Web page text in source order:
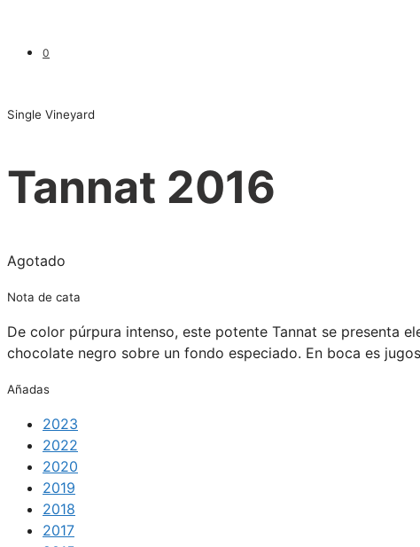
0
Single Vineyard
Tannat 2016
Agotado
Nota de cata
De color púrpura intenso, este potente Tannat se presenta
chocolate negro sobre un fondo especiado. En boca es
Añadas
2023
2022
2020
2019
2018
2017